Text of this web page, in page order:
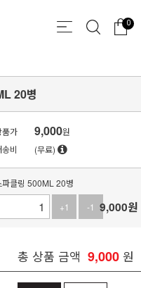
0
20병
품가 9,000원
송비
(무료)
파클링 500ML 20병
+1
-1 9,000원
총 상품 금액 9,000 원